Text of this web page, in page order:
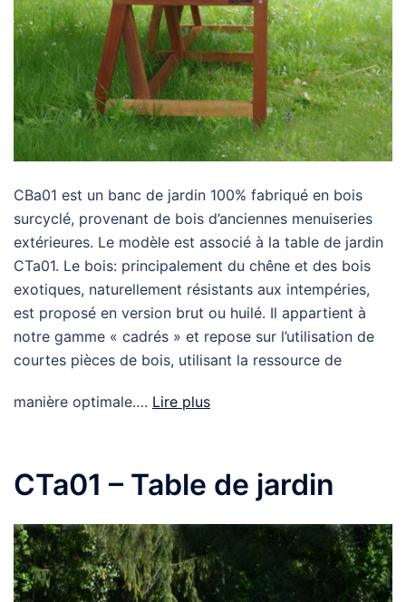
CBa01 est un banc de jardin 100% fabriqué en bois
surcyclé, provenant de bois d’anciennes menuiseries
extérieures. Le modèle est associé à la table de jardin
CTa01. Le bois: principalement du chêne et des bois
exotiques, naturellement résistants aux intempéries,
est proposé en version brut ou huilé. Il appartient à
notre gamme « cadrés » et repose sur l’utilisation de
courtes pièces de bois, utilisant la ressource de
manière optimale…. Lire plus
CTa01 – Table de jardin